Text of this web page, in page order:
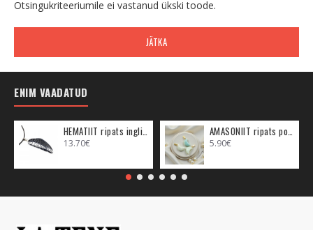
Otsingukriteeriumile ei vastanud ükski toode.
JÄTKA
ENIM VAADATUD
13.70€ 5.90€